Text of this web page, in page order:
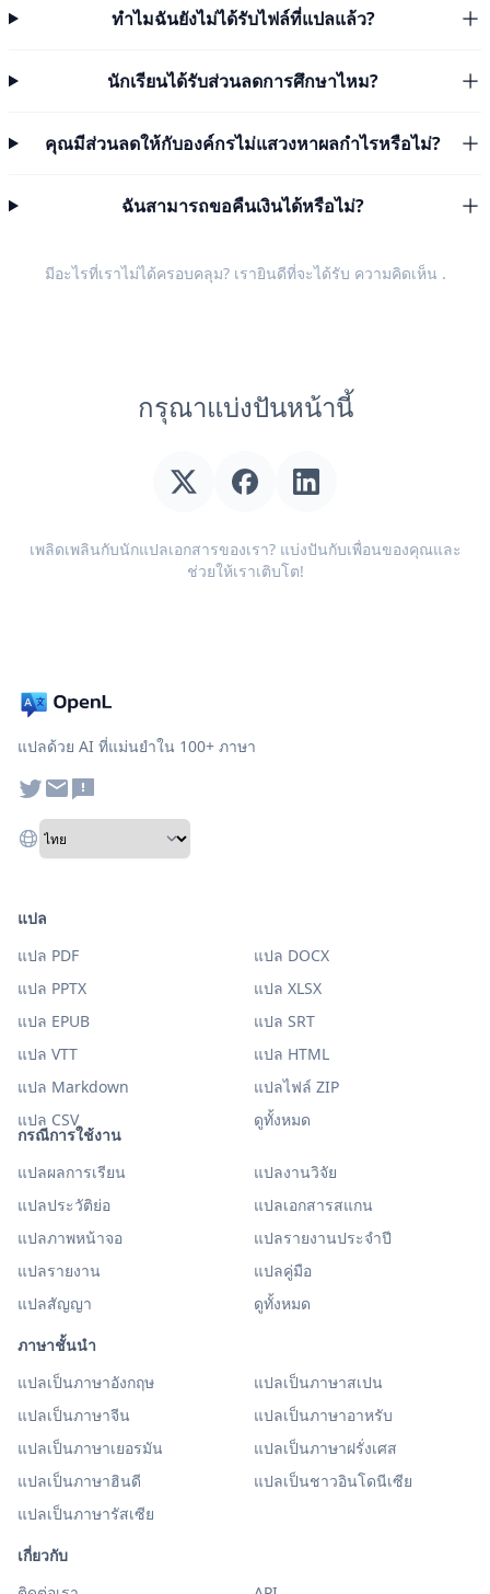
ทำไมฉันยังไม่ได้รับไฟล์ที่แปลแล้ว?
นักเรียนได้รับส่วนลดการศึกษาไหม?
คุณมีส่วนลดให้กับองค์กรไม่แสวงหาผลกำไรหรือไม่?
ฉันสามารถขอคืนเงินได้หรือไม่?
มีอะไรที่เราไม่ได้ครอบคลุม? เรายินดีที่จะได้รับ ความคิดเห็น .
กรุณาแบ่งปันหน้านี้
เพลิดเพลินกับนักแปลเอกสารของเรา? แบ่งปันกับเพื่อนของคุณและ
ช่วยให้เราเติบโต!
แปลด้วย AI ที่แม่นยำใน 100+ ภาษา
กรณีการใช้งาน
แปลผลการเรียน
แปลงานวิจัย
แปลประวัติย่อ
แปลเอกสารสแกน
แปลภาพหน้าจอ
แปลรายงานประจำปี
แปลรายงาน
แปลคู่มือ
แปลสัญญา
ดูทั้งหมด
ภาษาชั้นนำ
แปลเป็นภาษาอังกฤษ
แปลเป็นภาษาสเปน
แปลเป็นภาษาจีน
แปลเป็นภาษาอาหรับ
แปลเป็นภาษาเยอรมัน
แปลเป็นภาษาฝรั่งเศส
แปลเป็นภาษาฮินดี
แปลเป็นชาวอินโดนีเซีย
แปลเป็นภาษารัสเซีย
แปล
แปล PDF
แปล DOCX
แปล PPTX
แปล XLSX
แปล EPUB
แปล SRT
แปล VTT
แปล HTML
แปล Markdown
แปลไฟล์ ZIP
แปล CSV
ดูทั้งหมด
เกี่ยวกับ